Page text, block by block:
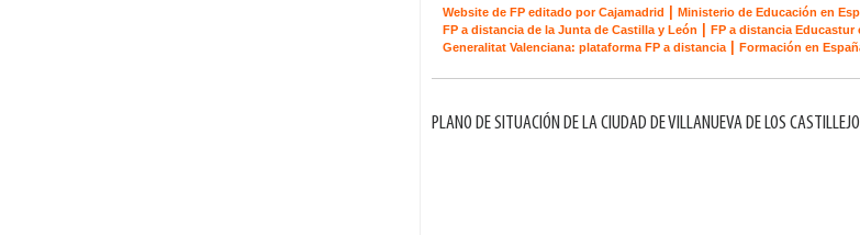
Website de FP editado por Cajamadrid Ministerio de Educación en
FP a distancia de la Junta de Castilla y León FP a distancia Educastur
Generalitat Valenciana: plataforma FP a distancia Formación en
PLANO DE SITUACIÓN DE LA CIUDAD DE VILLANUEVA DE LOS